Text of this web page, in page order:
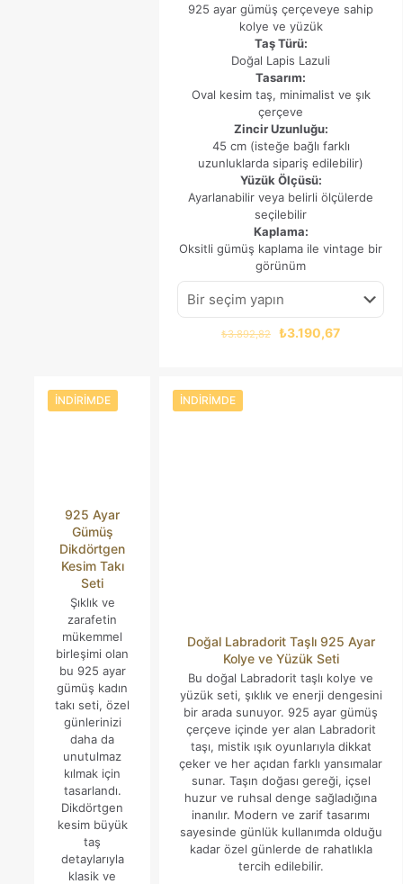
925 ayar gümüş çerçeveye sahip
kolye ve yüzük
Taş Türü:
Doğal Lapis Lazuli
Tasarım:
Oval kesim taş, minimalist ve şık
çerçeve
Zincir Uzunluğu:
45 cm (isteğe bağlı farklı
uzunluklarda sipariş edilebilir)
Yüzük Ölçüsü:
Ayarlanabilir veya belirli ölçülerde
seçilebilir
Kaplama:
Oksitli gümüş kaplama ile vintage bir
görünüm
₺3.892,82
Orijinal
₺3.190,67Şu
İNDIRIMDE
925 Ayar
Gümüş
Dikdörtgen
Kesim Takı
Seti
Şıklık ve
zarafetin
mükemmel
birleşimi olan
bu 925 ayar
gümüş kadın
takı seti, özel
günlerinizi
daha da
unutulmaz
kılmak için
tasarlandı.
Dikdörtgen
kesim büyük
taş
detaylarıyla
klasik ve
İNDIRIMDE
Doğal Labradorit Taşlı 925 Ayar
Kolye ve Yüzük Seti
Bu doğal Labradorit taşlı kolye ve
yüzük seti, şıklık ve enerji dengesini
bir arada sunuyor. 925 ayar gümüş
çerçeve içinde yer alan Labradorit
taşı, mistik ışık oyunlarıyla dikkat
çeker ve her açıdan farklı yansımalar
sunar. Taşın doğası gereği, içsel
huzur ve ruhsal denge sağladığına
inanılır. Modern ve zarif tasarımı
sayesinde günlük kullanımda olduğu
kadar özel günlerde de rahatlıkla
tercih edilebilir.